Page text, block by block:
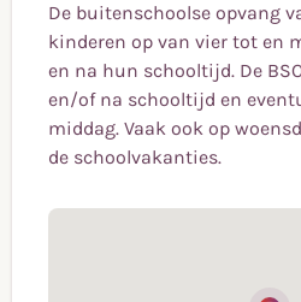
De buitenschoolse opvang
kinderen op van vier tot en
en na hun schooltijd. De
en/of na schooltijd en
middag. Vaak ook op
de schoolvakanties.